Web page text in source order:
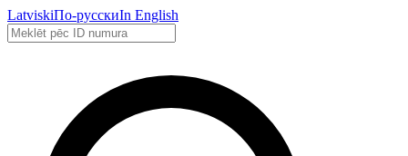
LatviskiПо-русскиIn English